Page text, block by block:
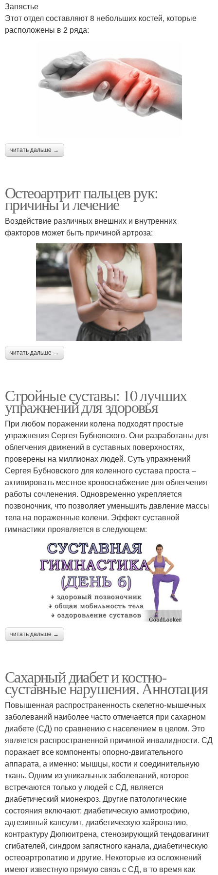
Запястье
Этот отдел составляют 8 небольших костей, которые
расположены в 2 ряда:
читать дальше →
Остеоартрит пальцев рук:
причины и лечение
Воздействие различных внешних и внутренних
факторов может быть причиной артроза:
читать дальше →
Стройные суставы: 10 лучших
упражнений для здоровья
При любом поражении колена подходят простые
упражнения Сергея Бубновского. Они разработаны для
облегчения движений в суставных поверхностях,
проверены на миллионах людей. Суть упражнений
Сергея Бубновского для коленного сустава проста –
активировать местное кровоснабжение для облегчения
работы сочленения. Одновременно укрепляется
позвоночник, что позволяет уменьшить давление массы
тела на пораженные колени. Эффект суставной
гимнастики проявляется в следующем:
читать дальше →
Сахарный диабет и костно-
суставные нарушения. Аннотация
Повышенная распространенность скелетно-мышечных
заболеваний наиболее часто отмечается при сахарном
диабете (СД) по сравнению с населением в целом. Это
является распространенной причиной инвалидности. СД
поражает все компоненты опорно-двигательного
аппарата, а именно: мышцы, кости и соединительную
ткань. Одним из уникальных заболеваний, которое
встречаются только у людей с СД, является
диабетический мионекроз. Другие патологические
состояния включают: диабетическую амиотрофию,
адгезивный капсулит, диабетическую хайропатию,
контрактуру Дюпюитрена, стенозирующий тендовагинит
сгибателей, синдром запястного канала, диабетическую
остеоартропатию и другие. Некоторые из осложнений
имеют известную прямую связь с СД, в то время как